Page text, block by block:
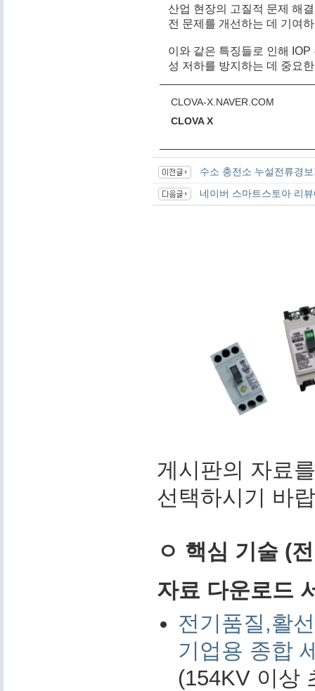
산업 현장의 고질적 문제 해
전 문제를 개선하는 데 기여
이와 같은 특징들로 인해
성 저하를 방지하는 데 중요
CLOVA-X.NAVER.COM
CLOVA X
수소 충전소 누설전류경
네이버 스마트스토아 리
게시판의 자료
선택하시기 바
ㅇ 핵심 기술 (
자료 다운로드
전기품질,활
기업용 종합
(154KV 이상